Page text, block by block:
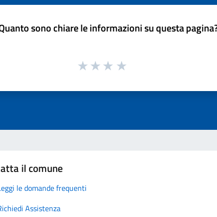
sono chiare le informazioni su questa
il comune
le domande frequenti
Assistenza